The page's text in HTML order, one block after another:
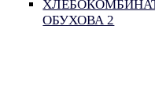
ОБУХОВА 2